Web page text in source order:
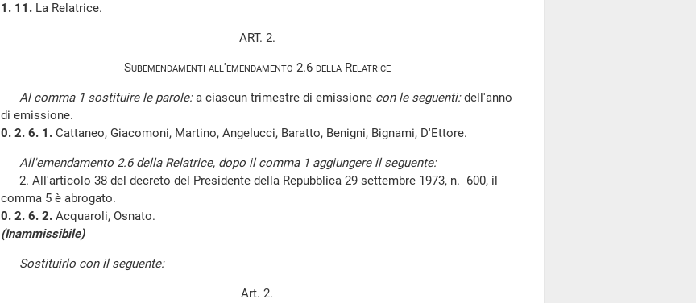
1. 11. La Relatrice.
ART. 2.
Subemendamenti all'emendamento 2.6 della Relatrice
Al comma 1 sostituire le parole:a ciascun trimestre di emissione con le seguenti:dell'anno
di emissione.
0. 2. 6. 1. Cattaneo, Giacomoni, Martino, Angelucci, Baratto, Benigni, Bignami, D'Ettore.
All'emendamento 2.6 della Relatrice, dopo il comma 1 aggiungere il seguente:
2. All'articolo 38 del decreto del Presidente della Repubblica 29 settembre 1973, n. 600, il
comma 5 è abrogato.
0. 2. 6. 2. Acquaroli, Osnato.
(Inammissibile)
Sostituirlo con il seguente:
Art. 2.